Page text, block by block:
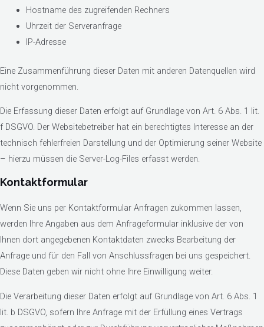
Hostname des zugreifenden Rechners
Uhrzeit der Serveranfrage
IP-Adresse
Eine Zusammenführung dieser Daten mit anderen Datenquellen wird
nicht vorgenommen.
Die Erfassung dieser Daten erfolgt auf Grundlage von Art. 6 Abs. 1 lit.
f DSGVO. Der Websitebetreiber hat ein berechtigtes Interesse an der
technisch fehlerfreien Darstellung und der Optimierung seiner Website
– hierzu müssen die Server-Log-Files erfasst werden.
Kontaktformular
Wenn Sie uns per Kontaktformular Anfragen zukommen lassen,
werden Ihre Angaben aus dem Anfrageformular inklusive der von
Ihnen dort angegebenen Kontaktdaten zwecks Bearbeitung der
Anfrage und für den Fall von Anschlussfragen bei uns gespeichert.
Diese Daten geben wir nicht ohne Ihre Einwilligung weiter.
Die Verarbeitung dieser Daten erfolgt auf Grundlage von Art. 6 Abs. 1
lit. b DSGVO, sofern Ihre Anfrage mit der Erfüllung eines Vertrags